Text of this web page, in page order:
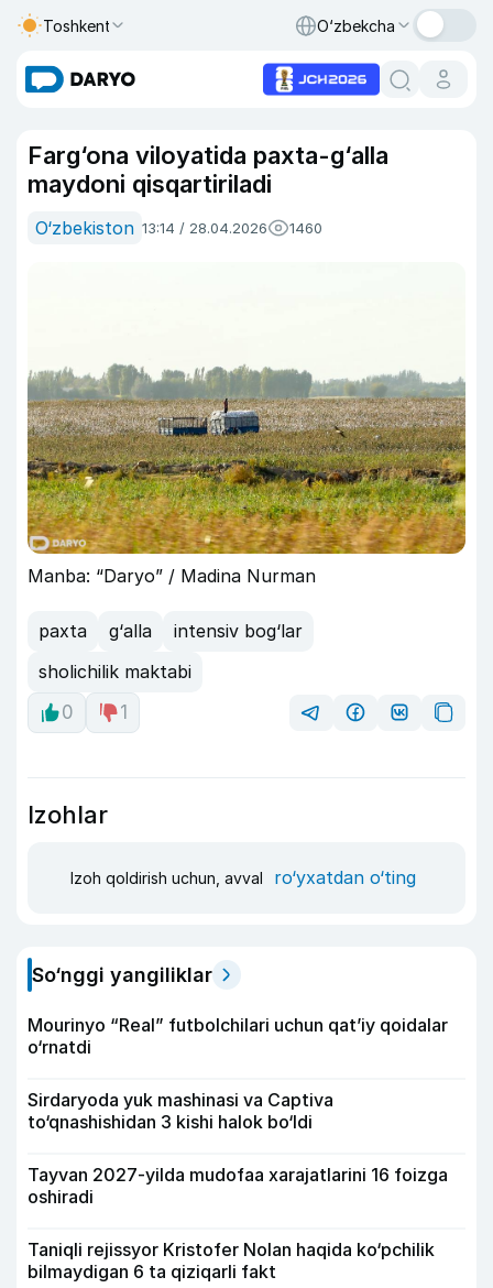
Toshkent O‘zbekcha
Farg‘ona viloyatida paxta-g‘alla
maydoni qisqartiriladi
O‘zbekiston 13:14 / 28.04.2026 1460
Manba: “Daryo” / Madina Nurman
paxta g‘alla
intensiv bog‘lar
sholichilik maktabi
0
1
Izohlar
Izoh qoldirish uchun, avval ro‘yxatdan o‘ting
So‘nggi yangiliklar
Mourinyo “Real” futbolchilari uchun qat’iy qoidalar
o‘rnatdi
Sirdaryoda yuk mashinasi va Captiva
to‘qnashishidan 3 kishi halok bo‘ldi
Tayvan 2027-yilda mudofaa xarajatlarini 16 foizga
oshiradi
Taniqli rejissyor Kristofer Nolan haqida ko‘pchilik
bilmaydigan 6 ta qiziqarli fakt